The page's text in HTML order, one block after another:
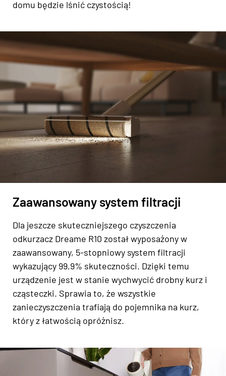
domu będzie lśnić czystością!
Zaawansowany system filtracji
Dla jeszcze skuteczniejszego czyszczenia
odkurzacz Dreame R10 został wyposażony w
zaawansowany, 5-stopniowy system filtracji
wykazujący 99,9% skuteczności. Dzięki temu
urządzenie jest w stanie wychwycić drobny kurz i
cząsteczki. Sprawia to, że wszystkie
zanieczyszczenia trafiają do pojemnika na kurz,
który z łatwością opróżnisz.